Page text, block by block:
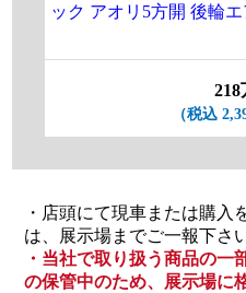
ック アオリ5方開 後輪
218
（税込
・店頭にて現車または購入
は、展示場までご一報下さい
・当社で取り扱う商品の一
の保管中のため、展示場に